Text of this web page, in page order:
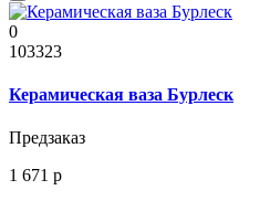
0
103323
Керамическая ваза Бурлеск
Предзаказ
1 671 р